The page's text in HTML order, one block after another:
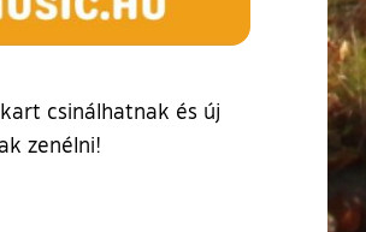
csinálhatnak és új
zenélni!